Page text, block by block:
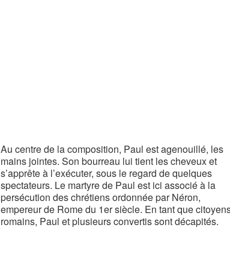
Au centre de la composition, Paul est agenouillé, les
mains jointes. Son bourreau lui tient les cheveux et
s’apprête à l’exécuter, sous le regard de quelques
spectateurs. Le martyre de Paul est ici associé à la
persécution des chrétiens ordonnée par Néron,
empereur de Rome du 1er siècle. En tant que
romains, Paul et plusieurs convertis sont décapités.